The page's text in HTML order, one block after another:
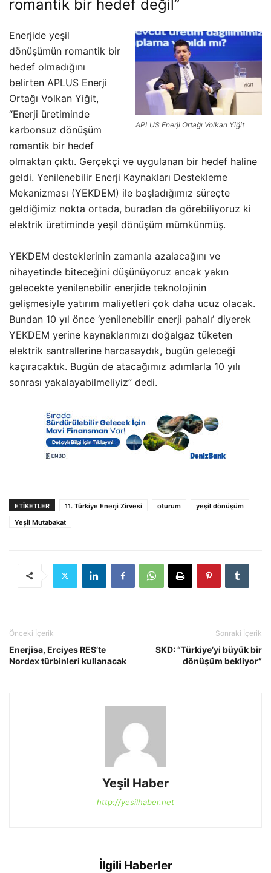
romantik bir hedef değil”
APLUS Enerji Ortağı Volkan Yiğit
Enerjide yeşil
dönüşümün romantik bir
hedef olmadığını
belirten APLUS Enerji
Ortağı Volkan Yiğit,
“Enerji üretiminde
karbonsuz dönüşüm
romantik bir hedef
olmaktan çıktı. Gerçekçi ve uygulanan bir hedef haline
geldi. Yenilenebilir Enerji Kaynakları Destekleme
Mekanizması (YEKDEM) ile başladığımız süreçte
geldiğimiz nokta ortada, buradan da görebiliyoruz ki
elektrik üretiminde yeşil dönüşüm mümkünmüş.
YEKDEM desteklerinin zamanla azalacağını ve
nihayetinde biteceğini düşünüyoruz ancak yakın
gelecekte yenilenebilir enerjide teknolojinin
gelişmesiyle yatırım maliyetleri çok daha ucuz olacak.
Bundan 10 yıl önce ‘yenilenebilir enerji pahalı’ diyerek
YEKDEM yerine kaynaklarımızı doğalgaz tüketen
elektrik santrallerine harcasaydık, bugün geleceği
kaçıracaktık. Bugün de atacağımız adımlarla 10 yılı
sonrası yakalayabilmeliyiz” dedi.
ETIKETLER 11. Türkiye Enerji Zirvesi oturum
yeşil dönüşüm
Yeşil Mutabakat
Önceki İçerik
Enerjisa, Erciyes RES’te
Nordex türbinleri kullanacak
Sonraki İçerik
SKD: “Türkiye’yi büyük bir
dönüşüm bekliyor”
Yeşil Haber
http://yesilhaber.net
İlgili Haberler